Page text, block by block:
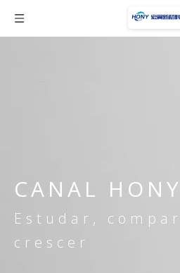
CANAL HONY
Estudar,
crescer